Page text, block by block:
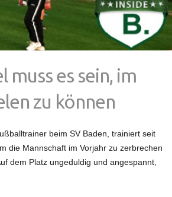
muss es sein, im
zu können
beim SV Baden, trainiert seit
die Mannschaft im Vorjahr zu zerbrechen
dem Platz ungeduldig und angespannt,